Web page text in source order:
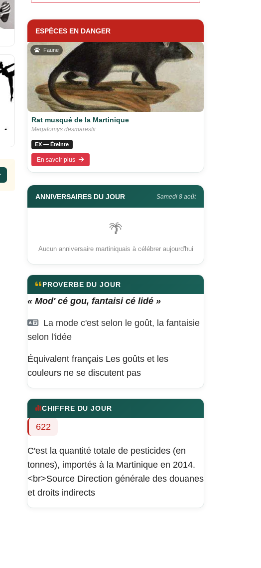
ESPÈCES EN DANGER
Faune
Rat musqué de la Martinique
Megalomys desmarestii
EX — Éteinte
En savoir plus
ANNIVERSAIRES DU JOUR Samedi 8 août
🌴
Aucun anniversaire martiniquais à célébrer aujourd'hui
PROVERBE DU JOUR
« Mod' cé gou, fantaisi cé lidé »
La mode c'est selon le goût, la fantaisie
selon l'idée
Équivalent français Les goûts et les
couleurs ne se discutent pas
CHIFFRE DU JOUR
622
C'est la quantité totale de pesticides (en
tonnes), importés à la Martinique en 2014.
<br>Source Direction générale des douanes
et droits indirects